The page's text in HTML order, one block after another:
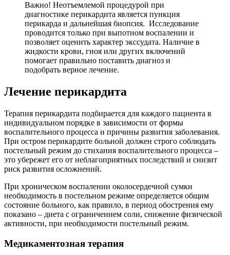
Важно! Неотъемлемой процедурой при
диагностике перикардита является пункция
перикарда и дальнейшая биопсия. Исследование
проводится только при выпотном воспалении и
позволяет оценить характер экссудата. Наличие в
жидкости крови, гноя или других включений
помогает правильно поставить диагноз и
подобрать верное лечение.
Лечение перикардита
Терапия перикардита подбирается для каждого пациента в
индивидуальном порядке в зависимости от формы
воспалительного процесса и причины развития заболевания.
При остром перикардите больной должен строго соблюдать
постельный режим до стихания воспалительного процесса –
это убережет его от неблагоприятных последствий и снизит
риск развития осложнений.
При хроническом воспалении околосердечной сумки
необходимость в постельном режиме определяется общим
состояние больного, как правило, в период обострения ему
показано – диета с ограничением соли, снижение физической
активности, при необходимости постельный режим.
Медикаментозная терапия